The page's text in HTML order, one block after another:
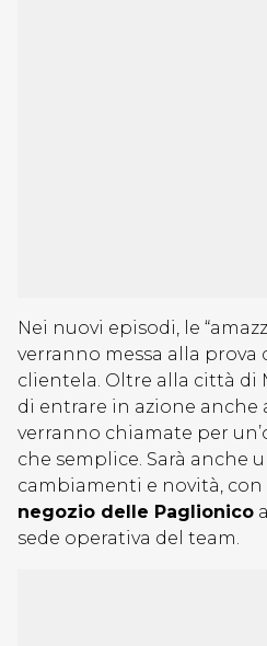
Nei nuovi episodi, le
verranno messa alla
clientela. Oltre alla città di
di entrare in azione anche
verranno chiamate per
che semplice. Sarà anche
cambiamenti e novità, con
negozio delle Paglionico
sede operativa del team.